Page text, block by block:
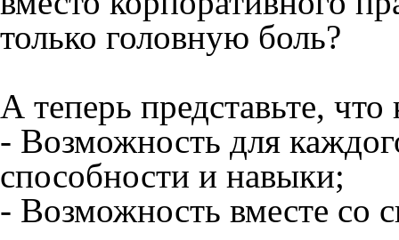
только головную боль?
А теперь представьте,
- Возможность для
способности и навыки;
- Возможность вместе со